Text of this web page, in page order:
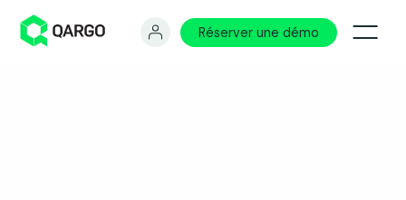
Réserver une démo